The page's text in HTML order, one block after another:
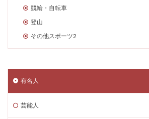
競輪・自転車
登山
その他スポーツ2
有名人
芸能人